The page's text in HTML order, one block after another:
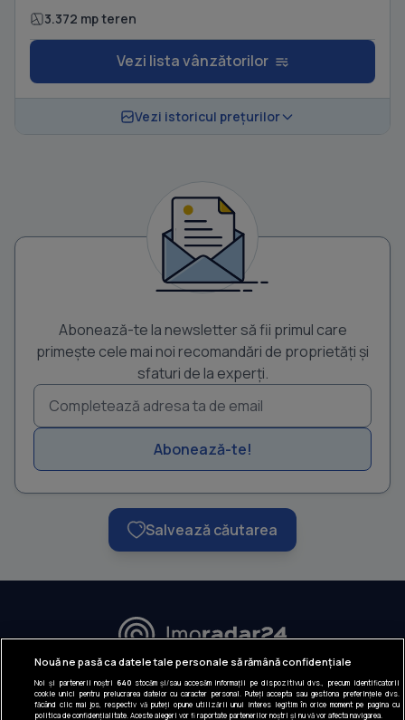
3.372 mp teren
Vezi lista vânzătorilor
Vezi istoricul prețurilor
Abonează-te la newsletter să fii primul care
primește cele mai noi recomandări de proprietăți și
sfaturi de la experți.
Abonează-te!
Salvează căutarea
URMĂREȘTE-NE:
INFORMAȚII COMPANIE
Nouă ne pasă ca datele tale personale să rămână confidențiale
Noi și partenerii noștri 640stocăm și/sau accesăm informații pe dispozitivul dvs., precum identificatorii
cookie unici pentru prelucrarea datelor cu caracter personal. Puteți accepta sau gestiona preferințele dvs.
făcând clic mai jos, respectiv vă puteți opune utilizării unui interes legitim în orice moment pe pagina cu
politica de confidențialitate. Aceste alegeri vor fi raportate partenerilor noștri și nu vă vor afecta navigarea.